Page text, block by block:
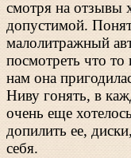
смотря на отзывы
допустимой.
малолитражный
посмотреть что
нам она
Ниву гонять, в
очень еще
допилить ее,
себя.